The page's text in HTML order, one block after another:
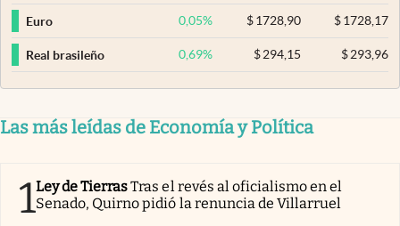
Euro 0,05% $ 1728,90 $1728,17
Real brasileño 0,69% $294,15 $293,96
Las más leídas de Economía y Política
1Ley de TierrasTras el revés al oficialismo en el
Senado, Quirno pidió la renuncia de Villarruel